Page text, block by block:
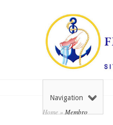
Navigation
Home » Membro